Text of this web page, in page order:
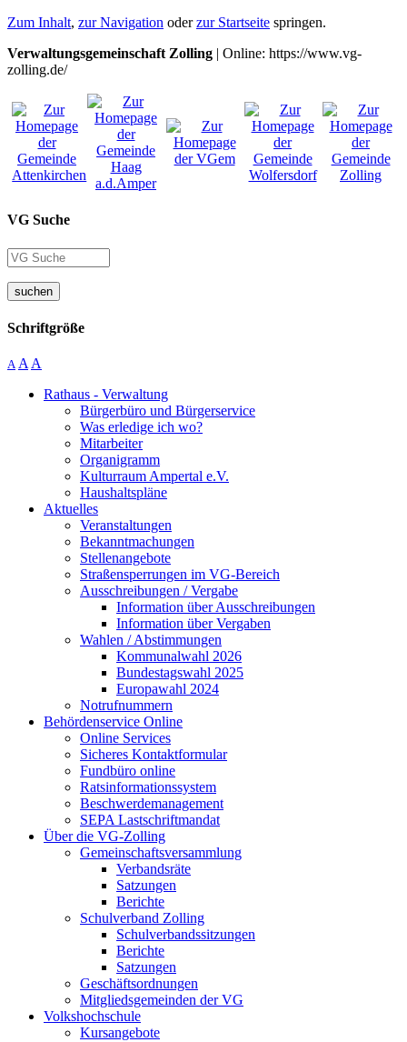
Zum Inhalt, zur Navigation oderzur Startseite springen.
Verwaltungsgemeinschaft Zolling | Online: https://www.vg-
zolling.de/
VG Suche
suchen
Schriftgröße
A A A
Rathaus - Verwaltung
Bürgerbüro und Bürgerservice
Was erledige ich wo?
Mitarbeiter
Organigramm
Kulturraum Ampertal e.V.
Haushaltspläne
Aktuelles
Veranstaltungen
Bekanntmachungen
Stellenangebote
Straßensperrungen im VG-Bereich
Ausschreibungen / Vergabe
Information über Ausschreibungen
Information über Vergaben
Wahlen / Abstimmungen
Kommunalwahl 2026
Bundestagswahl 2025
Europawahl 2024
Notrufnummern
Behördenservice Online
Online Services
Sicheres Kontaktformular
Fundbüro online
Ratsinformationssystem
Beschwerdemanagement
SEPA Lastschriftmandat
Über die VG-Zolling
Gemeinschaftsversammlung
Verbandsräte
Satzungen
Berichte
Schulverband Zolling
Schulverbandssitzungen
Berichte
Satzungen
Geschäftsordnungen
Mitgliedsgemeinden der VG
Volkshochschule
Kursangebote